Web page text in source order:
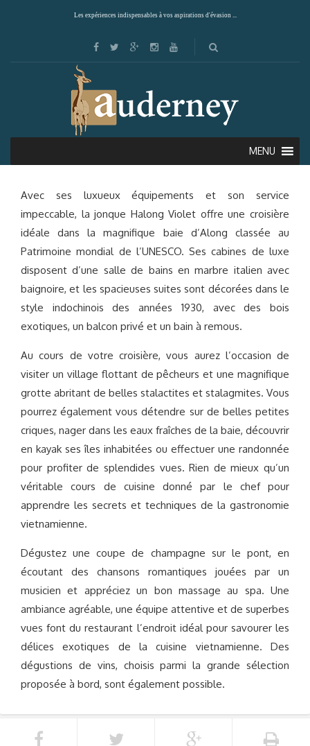
Les expériences indispensables à vos aspirations d'évasion ...
MENU
VIOLET CRUISE (BAIE D’ALONG)
Avec ses luxueux équipements et son service
impeccable, la jonque Halong Violet offre une croisière
idéale dans la magnifique baie d’Along classée au
Patrimoine mondial de l’UNESCO. Ses cabines de luxe
disposent d’une salle de bains en marbre italien avec
baignoire, et les spacieuses suites sont décorées dans le
style indochinois des années 1930, avec des bois
exotiques, un balcon privé et un bain à remous.
Au cours de votre croisière, vous aurez l’occasion de
visiter un village flottant de pêcheurs et une magnifique
grotte abritant de belles stalactites et stalagmites. Vous
pourrez également vous détendre sur de belles petites
criques, nager dans les eaux fraîches de la baie, découvrir
en kayak ses îles inhabitées ou effectuer une randonnée
pour profiter de splendides vues. Rien de mieux qu’un
véritable cours de cuisine donné par le chef pour
apprendre les secrets et techniques de la gastronomie
vietnamienne.
Dégustez une coupe de champagne sur le pont, en
écoutant des chansons romantiques jouées par un
musicien et appréciez un bon massage au spa. Une
ambiance agréable, une équipe attentive et de superbes
vues font du restaurant l’endroit idéal pour savourer les
délices exotiques de la cuisine vietnamienne. Des
dégustions de vins, choisis parmi la grande sélection
proposée à bord, sont également possible.